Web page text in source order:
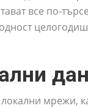
все по-
мрежи,